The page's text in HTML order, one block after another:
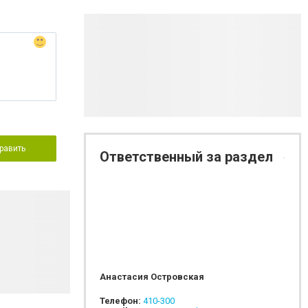
Ответственный за раздел
Анастасия Островская
Телефон: 410-300